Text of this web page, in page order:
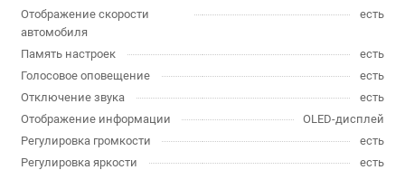
Отображение скорости
автомобиля
есть
Память настроек
есть
Голосовое оповещение
есть
Отключение звука
есть
Отображение информации
OLED-дисплей
Регулировка громкости
есть
Регулировка яркости
есть